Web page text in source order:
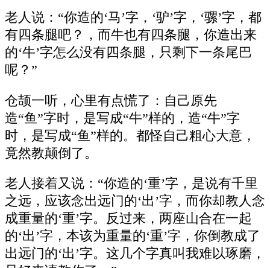
老人说：“你造的‘马’字，‘驴’字，‘骡’字，都
有四条腿吧？，而牛也有四条腿，你造出来
的‘牛’字怎么没有四条腿，只剩下一条尾巴
呢？”
仓颉一听，心里有点慌了：自己原先
造“鱼”字时，是写成“牛”样的，造“牛”字
时，是写成“鱼”样的。都怪自己粗心大意，
竟然教颠倒了。
老人接着又说：“你造的‘重’字，是说有千里
之远，应该念出远门的‘出’字，而你却教人念
成重量的‘重’字。反过来，两座山合在一起
的‘出’字，本该为重量的‘重’字，你倒教成了
出远门的‘出’字。这几个字真叫我难以琢磨，